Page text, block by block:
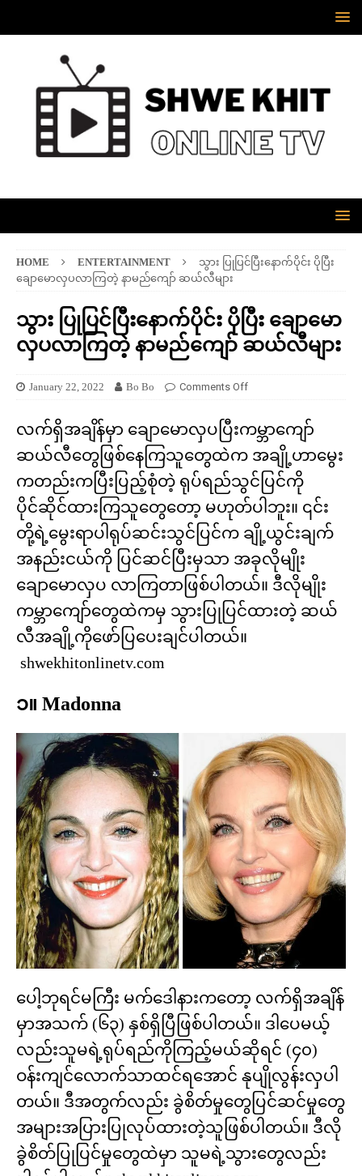
HOME ENTERTAINMENT
သွား ပြုပြင်ပြီးနောက်ပိုင်း ပိုပြီး
ချောမောလှပလာကြတဲ့ နာမည်ကျော် ဆယ်လီများ
သွား ပြုပြင်ပြီးနောက်ပိုင်း ပိုပြီး ချောမော
လှပလာကြတဲ့ နာမည်ကျော် ဆယ်လီများ
January 22, 2022 Bo Bo Comments Off
လက်ရှိအချိန်မှာ ချောမောလှပပြီးကမ္ဘာကျော်
ဆယ်လီတွေဖြစ်နေကြသူတွေထဲက အချို့ဟာမွေး
ကတည်းကပြီးပြည့်စုံတဲ့ ရုပ်ရည်သွင်ပြင်ကို
ပိုင်ဆိုင်ထားကြသူတွေတော့ မဟုတ်ပါဘူး။ ၎င်း
တို့ရဲ့မွေးရာပါရုပ်ဆင်းသွင်ပြင်က ချို့ယွင်းချက်
အနည်းငယ်ကို ပြင်ဆင်ပြီးမှသာ အခုလိုမျိုး
ချောမောလှပ လာကြတာဖြစ်ပါတယ်။ ဒီလိုမျိုး
ကမ္ဘာကျော်တွေထဲကမှ သွားပြုပြင်ထားတဲ့ ဆယ်
လီအချို့ကိုဖော်ပြပေးချင်ပါတယ်။
shwekhitonlinetv.com
၁။ Madonna
ပေါ့ဘုရင်မကြီး မက်ဒေါနားကတော့ လက်ရှိအချိန်
မှာအသက် (၆၃) နှစ်ရှိပြီဖြစ်ပါတယ်။ ဒါပေမယ့်
လည်းသူမရဲ့ရုပ်ရည်ကိုကြည့်မယ်ဆိုရင် (၄၀)
ဝန်းကျင်လောက်သာထင်ရအောင် နုပျိုလွန်းလှပါ
တယ်။ ဒီအတွက်လည်း ခွဲစိတ်မှုတွေပြင်ဆင်မှုတွေ
အများအပြားပြုလုပ်ထားတဲ့သူဖြစ်ပါတယ်။ ဒီလို
ခွဲစိတ်ပြုပြင်မှုတွေထဲမှာ သူမရဲ့သွားတွေလည်း